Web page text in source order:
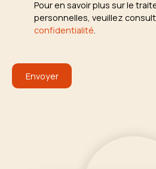
Pour en savoir plus sur le
personnelles, veuillez
confidentialité.
Envoyer